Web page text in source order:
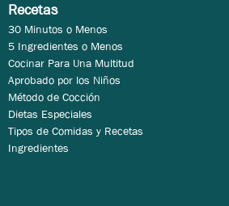
Recetas
30 Minutos o Menos
5 Ingredientes o Menos
Cocinar Para Una Multitud
Aprobado por los Niños
Método de Cocción
Dietas Especiales
Tipos de Comidas y Recetas
Ingredientes